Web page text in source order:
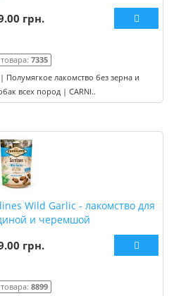
грн.
7335
лакомство без зерна и
всех пород | CARNI..
Wild Garlic - лакомство для
и черемшой
грн.
8899